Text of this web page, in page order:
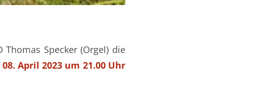
Specker (Orgel) die
April 2023 um 21.00 Uhr